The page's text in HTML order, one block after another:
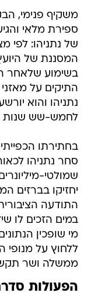
משקיף פנימי,
ספירת מלאי
של נתניהו: לפי
המסננת של
בשימוע שלאחר
התיקים על
נתניהו והוא
לחמש-שש שנות
בחתירתו
סחר נתניהו
שמולטי-
יחזיקו בברזים
התודעה
במים הזכים לו
מי שופכין
ללחוץ על
ממשלה ושר
הפעולות